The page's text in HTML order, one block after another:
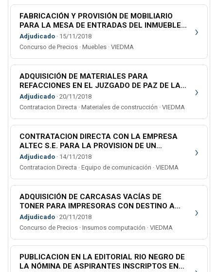
FABRICACIÓN Y PROVISIÓN DE MOBILIARIO
PARA LA MESA DE ENTRADAS DEL INMUEBLE
DONDE FUNCIONAN LOS ORGANISMOS DE
FUERO PENAL DE CALLE URQUIZA Y ESPAÑA
Adjudicado · 15/11/2018
Concurso de Precios · Muebles · VIEDMA
›
ADQUISICIÓN DE MATERIALES PARA
REFACCIONES EN EL JUZGADO DE PAZ DE LA
LOCALIDAD DE GENERAL ENRIQUE GODOY
Adjudicado · 20/11/2018
Contratacion Directa · Materiales de construcción · VIEDMA
›
CONTRATACION DIRECTA CON LA EMPRESA
ALTEC S.E. PARA LA PROVISION DE UN
SERVICIO DE CONECTIVIDAD EN LAS CIUDADES
DE VIEDMA, EL BOLSON Y SAN CARLOS DE
Adjudicado · 14/11/2018
Contratacion Directa · Equipo de comunicación · VIEDMA
›
ADQUISICIÓN DE CARCASAS VACÍAS DE
TONER PARA IMPRESORAS CON DESTINO A
LAS GERENCIAS DE LA IIda., IIIra. y IVta. Y
SUBGERENCIA ADMINISTRATIVA DE CHOELE
Adjudicado · 20/11/2018
Concurso de Precios · Insumos computación · VIEDMA
›
PUBLICACION EN LA EDITORIAL RIO NEGRO DE
LA NÓMINA DE ASPIRANTES INSCRIPTOS EN